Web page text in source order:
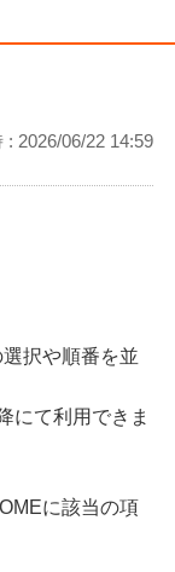
: 2026/06/22 14:59
択や順番を並
にて利用できま
に該当の項